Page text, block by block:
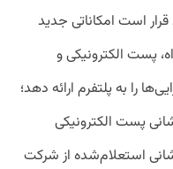
است امکاناتی جدید
پست الکترونیکی و
را به پلتفرم ارائه دهد؛
پست الکترونیکی
استعلام‌شده از شرکت